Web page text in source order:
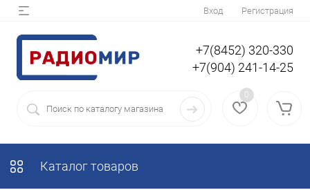
Вход Регистрация
+7(8452) 320-330
+7(904) 241-14-25
0
Каталог товаров